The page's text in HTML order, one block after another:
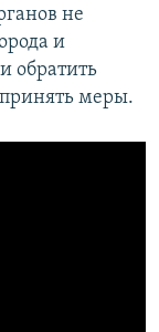
не
и
обратить
меры.